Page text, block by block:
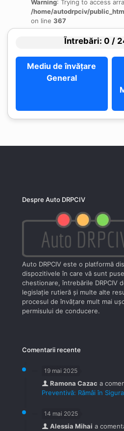
Despre Auto DRPCIV
Auto DRPCIV este o platformă
dispozitivele în care vă sunt
chestionare, întrebările DRPCIV
legislaţie rutieră şi multe alte
procesul de învăţare mult mai
permisului de conducere.
Comentarii recente
19 mai 2025
Ramona Cazac a
Preventivă: Rămâi în
14 mai 2025
Alessia Mihai a